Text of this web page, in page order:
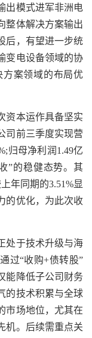
出模式进军非洲电
整体解决方案输出
后，有望进一步统
变电设备领域的协
方案领域的布局优
本运作具备坚实
司前三季度实现营
归母净利润1.49亿
”的稳健态势。其
年同期的3.51%显
的优化，为此次收
于技术升级与海
过“收购+债转股”
能降低子公司财务
的技术积累与全球
市场地位，尤其在
机。后续需重点关